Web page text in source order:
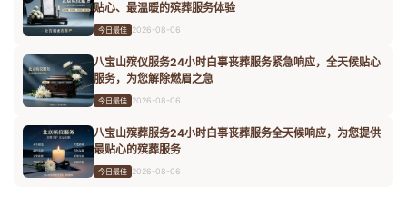
贴心、最温暖的殡葬服务体验
今日最佳 2026-08-06
八宝山殡仪服务24小时白事丧葬服务紧急响应，全天候贴心
服务，为您解除燃眉之急
今日最佳 2026-08-06
八宝山殡葬服务24小时白事丧葬服务全天候响应，为您提供
最贴心的殡葬服务
今日最佳 2026-08-06